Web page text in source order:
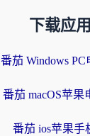
下载应用
番茄 Windows PC
番茄 macOS苹果
番茄 ios苹果手